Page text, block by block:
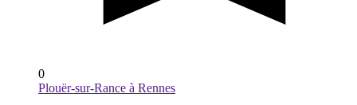
0
Plouër-sur-Rance à Rennes